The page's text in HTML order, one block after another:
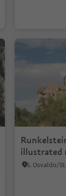
illustrated